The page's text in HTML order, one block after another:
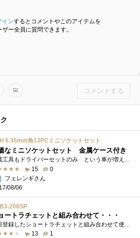
インするとコメントやこのアイテムを
ー全員に質問できます。
コメントする
6.35mm角13PCミニソケットセット
なミニソケットセット 金属ケース付き
車載工具もドライバーセットのみ という車が増えてきました。片口スパナなら前の車のモノを置いてあるよ という方がおられるかもしれませ�...
15
0
フェレンギさん
08/06
208SP
ートラチェットと組み合わせて・・・
13
1